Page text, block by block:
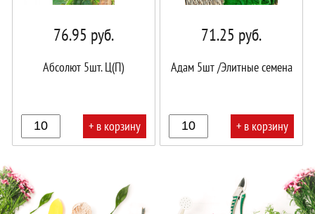
76.95 руб.
Абсолют 5шт. Ц(П)
+ в корзину
корзине!
71.25 руб.
Адам 5шт /Элитные семена
+ в корзину